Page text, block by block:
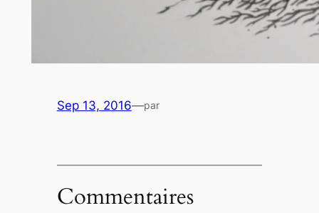
Sep 13, 2016—par
Commentaires